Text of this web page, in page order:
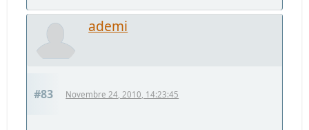
ademi
#83 Novembre 24, 2010, 14:23:45